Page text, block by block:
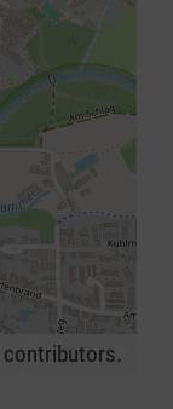
contributors.